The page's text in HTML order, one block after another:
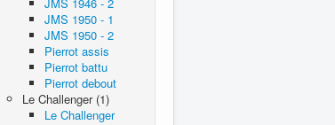
JMS 1950 - 1
JMS 1950 - 2
Pierrot assis
Pierrot battu
Pierrot debout
Le Challenger (1)
Le Challenger